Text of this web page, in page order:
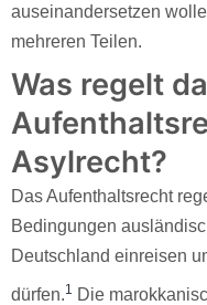
auseinandersetzen
mehreren Teilen.
Was regelt
Asylrecht?
Das Aufenthaltsrecht
Bedingungen
Deutschland einreisen
dürfen.1 Die